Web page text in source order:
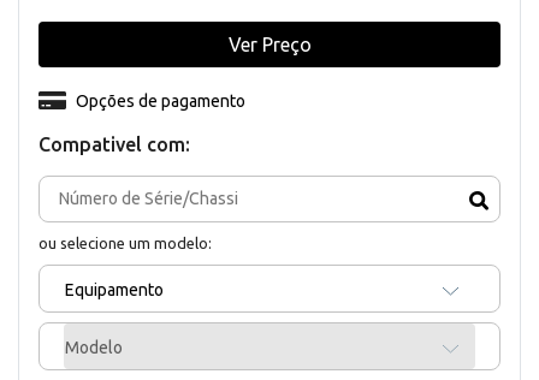
Compativel com:
ou selecione um modelo:
Equipamento
Modelo
Opções de pagamento
Ver Preço